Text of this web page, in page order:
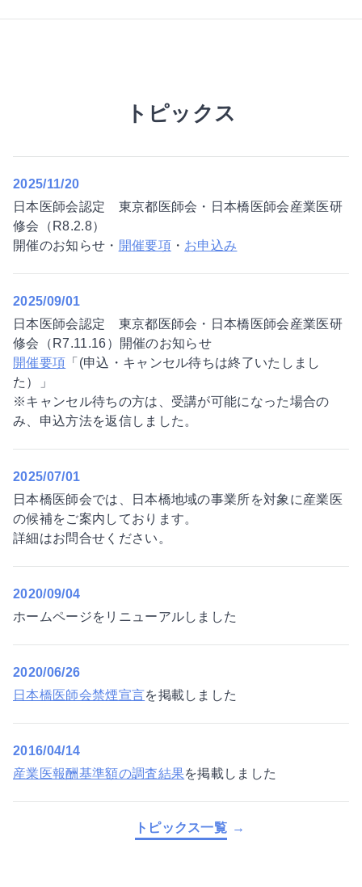
トピックス
2025/11/20
日本医師会認定 東京都医師会・日本橋医師会産業医研
修会（R8.2.8）
開催のお知らせ・ 開催要項・ お申込み
2025/09/01
日本医師会認定 東京都医師会・日本橋医師会産業医研
修会（R7.11.16）開催のお知らせ
開催要項 「(申込・キャンセル待ちは終了いたしまし
た）」
※キャンセル待ちの方は、受講が可能になった場合の
み、申込方法を返信しました。
2025/07/01
日本橋医師会では、日本橋地域の事業所を対象に産業医
の候補をご案内しております。
詳細はお問合せください。
2020/09/04
ホームページをリニューアルしました
2020/06/26
日本橋医師会禁煙宣言を掲載しました
2016/04/14
産業医報酬基準額の調査結果を掲載しました
トピックス一覧